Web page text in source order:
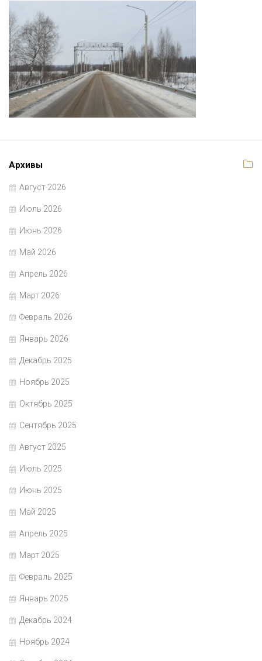
Архивы
Август 2026
Июль 2026
Июнь 2026
Май 2026
Апрель 2026
Март 2026
Февраль 2026
Январь 2026
Декабрь 2025
Ноябрь 2025
Октябрь 2025
Сентябрь 2025
Август 2025
Июль 2025
Июнь 2025
Май 2025
Апрель 2025
Март 2025
Февраль 2025
Январь 2025
Декабрь 2024
Ноябрь 2024